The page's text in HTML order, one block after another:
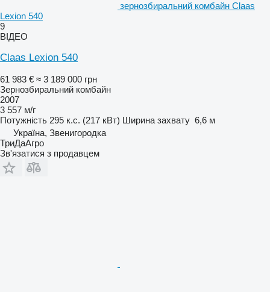
зернозбиральний комбайн Claas
Lexion 540
9
ВІДЕО
Claas Lexion 540
61 983 € ≈ 3 189 000 грн
Зернозбиральний комбайн
2007
3 557 м/г
Потужність 295 к.с. (217 кВт) Ширина захвату 6,6 м
Україна, Звенигородка
ТриДаАгро
Зв'язатися з продавцем